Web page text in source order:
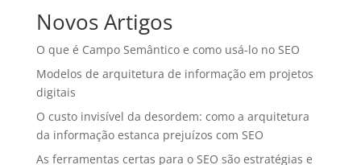
Novos Artigos
O que é Campo Semântico e como usá-lo no SEO
Modelos de arquitetura de informação em projetos
digitais
O custo invisível da desordem: como a arquitetura
da informação estanca prejuízos com SEO
As ferramentas certas para o SEO são estratégias e